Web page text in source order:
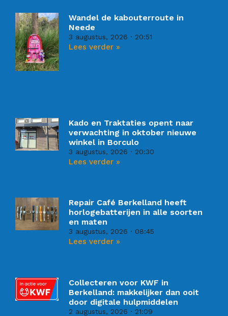
Wandel de kabouterroute in
Neede
3 augustus, 2026 20:51
Lees verder »
Kado en Traktaties opent naar
verwachting in oktober nieuwe
winkel in Borculo
3 augustus, 2026 20:30
Lees verder »
Repair Café Berkelland heeft
horlogebatterijen in alle soorten
en maten
3 augustus, 2026 08:45
Lees verder »
Collecteren voor KWF in
Berkelland: makkelijker dan ooit
door digitale hulpmiddelen
2 augustus, 2026 21:09